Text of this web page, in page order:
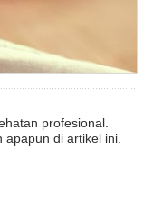
profesional.
di artikel ini.